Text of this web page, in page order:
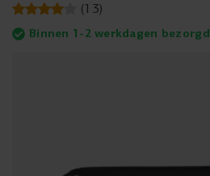
(13)
Binnen 1-2 werkdagen bezorgd